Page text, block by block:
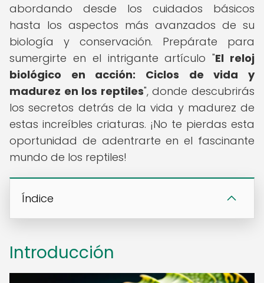
abordando desde los cuidados básicos
hasta los aspectos más avanzados de su
biología y conservación. Prepárate para
sumergirte en el intrigante artículo "El reloj
biológico en acción: Ciclos de vida y
madurez en los reptiles", donde descubrirás
los secretos detrás de la vida y madurez de
estas increíbles criaturas. ¡No te pierdas esta
oportunidad de adentrarte en el fascinante
mundo de los reptiles!
Índice
Introducción